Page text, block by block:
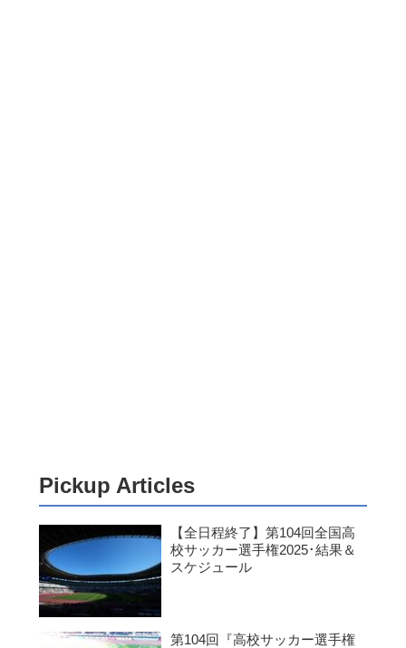
Pickup Articles
【全日程終了】第104回全国高
校サッカー選手権2025･結果＆
スケジュール
第104回『高校サッカー選手権